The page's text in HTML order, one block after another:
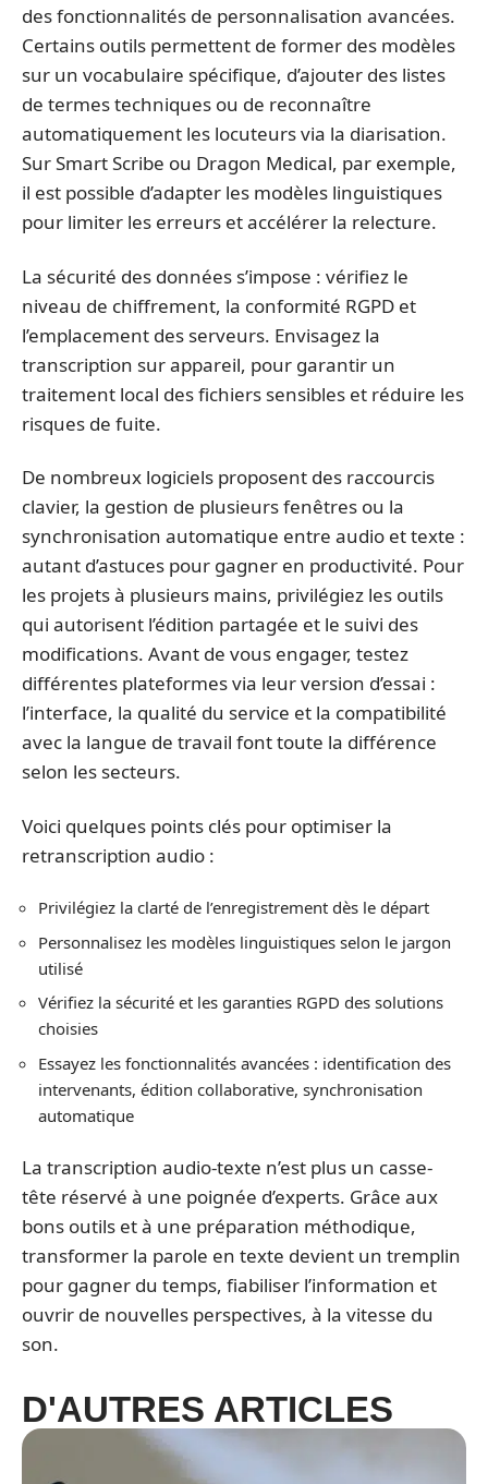
des fonctionnalités de personnalisation avancées.
Certains outils permettent de former des modèles
sur un vocabulaire spécifique, d’ajouter des listes
de termes techniques ou de reconnaître
automatiquement les locuteurs via la diarisation.
Sur Smart Scribe ou Dragon Medical, par exemple,
il est possible d’adapter les modèles linguistiques
pour limiter les erreurs et accélérer la relecture.
La sécurité des données s’impose : vérifiez le
niveau de chiffrement, la conformité RGPD et
l’emplacement des serveurs. Envisagez la
transcription sur appareil, pour garantir un
traitement local des fichiers sensibles et réduire les
risques de fuite.
De nombreux logiciels proposent des raccourcis
clavier, la gestion de plusieurs fenêtres ou la
synchronisation automatique entre audio et texte :
autant d’astuces pour gagner en productivité. Pour
les projets à plusieurs mains, privilégiez les outils
qui autorisent l’édition partagée et le suivi des
modifications. Avant de vous engager, testez
différentes plateformes via leur version d’essai :
l’interface, la qualité du service et la compatibilité
avec la langue de travail font toute la différence
selon les secteurs.
Voici quelques points clés pour optimiser la
retranscription audio :
Privilégiez la clarté de l’enregistrement dès le départ
Personnalisez les modèles linguistiques selon le jargon
utilisé
Vérifiez la sécurité et les garanties RGPD des solutions
choisies
Essayez les fonctionnalités avancées : identification des
intervenants, édition collaborative, synchronisation
automatique
La transcription audio-texte n’est plus un casse-
tête réservé à une poignée d’experts. Grâce aux
bons outils et à une préparation méthodique,
transformer la parole en texte devient un tremplin
pour gagner du temps, fiabiliser l’information et
ouvrir de nouvelles perspectives, à la vitesse du
son.
D'AUTRES ARTICLES